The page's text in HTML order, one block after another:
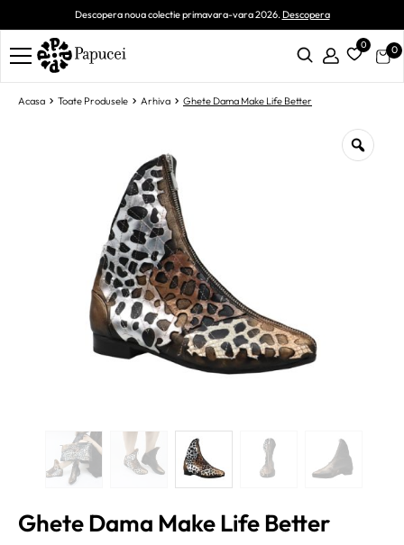
Descopera noua colectie primavara-vara 2026.Descopera
0 0
Acasa Toate Produsele Arhiva Ghete Dama Make Life Better
Ghete Dama Make Life Better